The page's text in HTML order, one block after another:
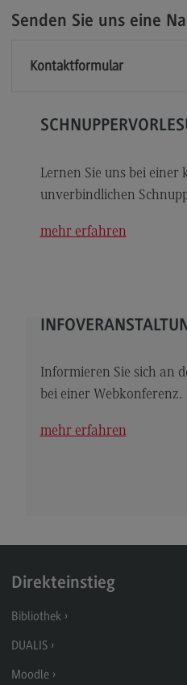
Modulangebot
Modulangebot
Berufsperspektiven
Kontakt
Kontakt
Elektrotechnik und
Elektrotechnik und
Kontakt
Entrepreneurship
Entrepreneurship
Modulangebot
Senden Sie uns eine
Kontaktformular
Lernen Sie uns bei einer
unverbindlichen
mehr erfahren
Informieren Sie sich an
bei einer Webkonferenz.
mehr erfahren
Direkteinstieg
Bibliothek
DUALIS
Moodle